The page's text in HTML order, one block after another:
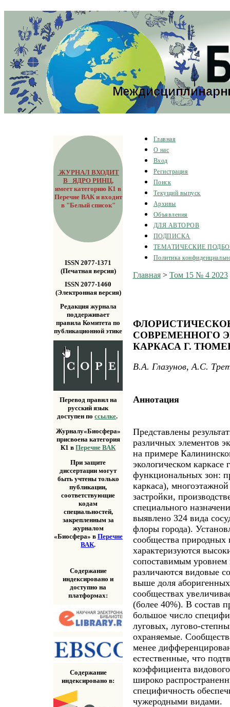
ЖУРНАЛ ВХОДИТ
В ЯДРО РИНЦ,
имеет категорию К1 в
Перечне ВАК и входит
в "Белый список"
ISSN 2077-1371
(Печатная версия)
ISSN 2077-1460
(Электронная версия)
Редакция журнала
поддерживает
правила Комитета по
публикационной этике
Перевод правил на
русский язык
доступен поссылке.
Журналу«Биосфера»
присвоена категория
К1 вПеречне ВАК
При защите
диссертации могут
быть учтены только
публикации,
соответствующие
кодам
специальностей,
закрепленным за
журналом
«Биосфера» в Перечне
ВАК.
Содержание
индексировано и
доступно на
платформах:
Содержание
индексировано в:
Главная
О нас
Вход
Регистрация
Поиск
Текущий выпуск
Архивы
Объявления
ДЛЯ АВТОРОВ
ПОДПИСКА
ТЕМАТИЧЕСКИЕ
Политика
Главная> Том 15 № 4 2023
СОВРЕМЕННОГО
КАРКАСА Г.
В.А. Глазунов, А.С.
Аннотация
Представлены
различных элементов
на примере
экологическом каркасе
функциональных зон:
каркаса),
застройки,
специального
выявлено 324 вида
флоры города).
сообщества природных
характеризуются
сопоставимым уровнем
различаются видовые
выше доля
сообществах
(более 40%). В состав
большое число
луговых, лугово-
охраняемые.
менее
естественные, что
коэффициента
широко
специфичность
чужеродными видами.